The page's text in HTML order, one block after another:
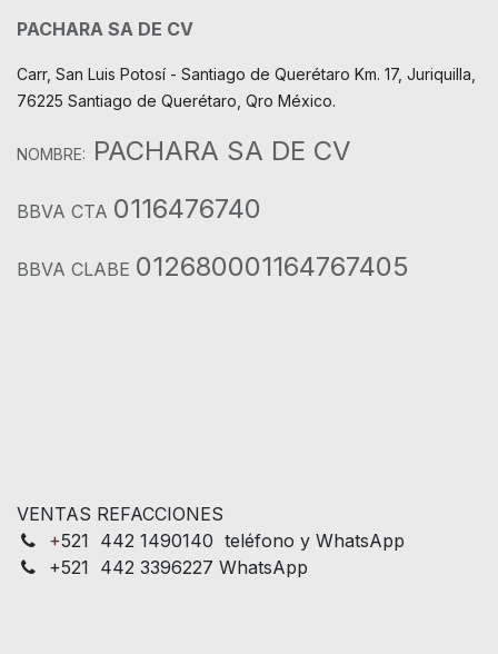
PACHARA SA DE CV
Carr, San Luis Potosí - Santiago de Querétaro Km. 17, Juriquilla,
76225 Santiago de Querétaro, Qro México.
NOMBRE: PACHARA SA DE CV
BBVA CTA 0116476740
BBVA CLABE 012680001164767405
VENTAS REFACCIONES
+521 442 1490140 teléfono y WhatsApp
+521 442 3396227 WhatsApp